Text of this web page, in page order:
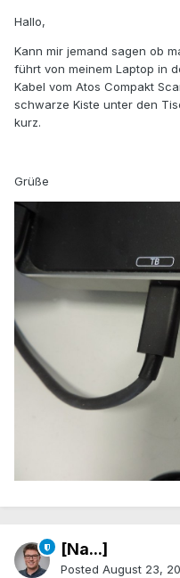
Hallo,
Kann mir jemand sagen ob
führt von meinem Laptop in
Kabel vom Atos Compakt
schwarze Kiste unter den
kurz.
Grüße
[Na...]
Posted August 23,